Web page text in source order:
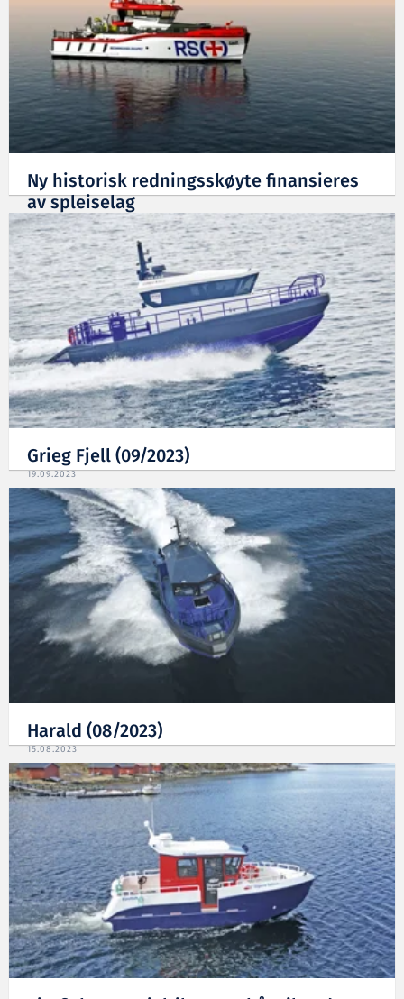
Ny historisk redningsskøyte finansieres
av spleiselag
29.04.2024
Grieg Fjell (09/2023)
19.09.2023
Harald (08/2023)
15.08.2023